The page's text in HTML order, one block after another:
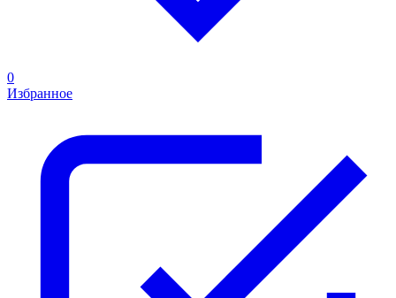
0
Избранное